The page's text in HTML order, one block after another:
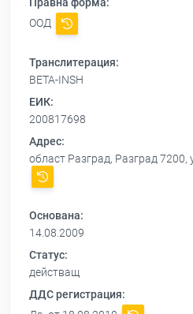
Правна форма:
ООД
Транслитерация:
BETA-INSH
ЕИК:
200817698
Адрес:
област Разград, Разград
Основана:
14.08.2009
Статус:
действащ
ДДС регистрация: